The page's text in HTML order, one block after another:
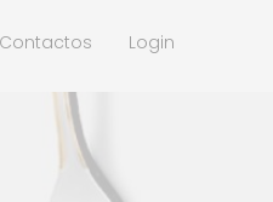
Contactos Login